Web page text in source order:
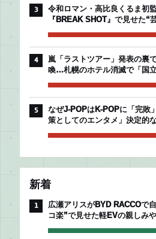
3
令和ロマン・高比良くるま初
『BREAK SHOT』で見せた“
4
嵐「ラストツアー」発表の裏
喚…札幌のホテル消滅で「国
5
なぜJ-POPはK-POPに「完敗
策としてのエンタメ」決定的
新着
1
広瀬アリスがBYD RACCOで
コ楽”で見せた軽EVの親しみ